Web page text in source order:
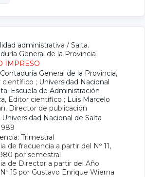
administrativa / Salta.
General de la Provincia
IMPRESO
General de la Provincia,
científico ; Universidad Nacional
Escuela de Administración
, Editor científico ; Luis Marcelo
, Director de publicación
Universidad Nacional de Salta
Trimestral
de frecuencia a partir del Nº 11,
por semestral
de Director a partir del Año
15 por Gustavo Enrique Wierna